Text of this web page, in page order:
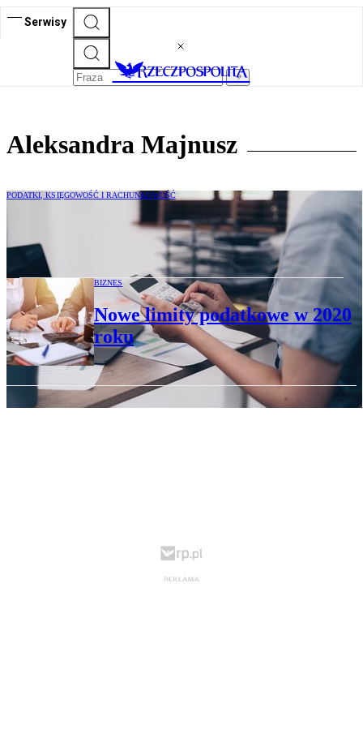
Serwisy
Aleksandra Majnusz
PODATKI, KSIĘGOWOŚĆ I RACHUNKOWOŚĆ
Nowość w przepisach: podatkowa grupa
kapitałowa
BIZNES
Nowe limity podatkowe w 2020
roku